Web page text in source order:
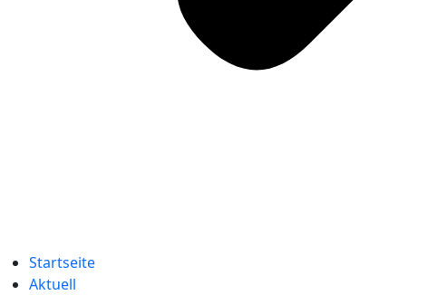
Startseite
Aktuell